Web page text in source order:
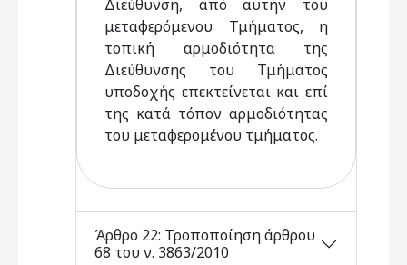
Διεύθυνση, από αυτήν του
μεταφερόμενου Τμήματος, η
τοπική αρμοδιότητα της
Διεύθυνσης του Τμήματος
υποδοχής επεκτείνεται και επί
της κατά τόπον αρμοδιότητας
του μεταφερομένου τμήματος.
Άρθρο 22: Τροποποίηση άρθρου
68 του ν. 3863/2010